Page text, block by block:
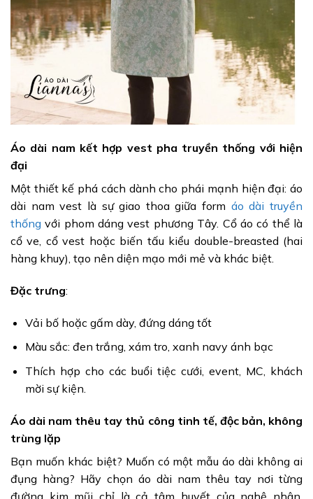
Áo dài nam kết hợp vest pha truyền thống với hiện
đại
Một thiết kế phá cách dành cho phái mạnh hiện đại: áo
dài nam vest là sự giao thoa giữa form áo dài truyền
thống với phom dáng vest phương Tây. Cổ áo có thể là
cổ ve, cổ vest hoặc biến tấu kiểu double-breasted (hai
hàng khuy), tạo nên diện mạo mới mẻ và khác biệt.
Đặc trưng:
Vải bố hoặc gấm dày, đứng dáng tốt
Màu sắc: đen trắng, xám tro, xanh navy ánh bạc
Thích hợp cho các buổi tiệc cưới, event, MC, khách
mời sự kiện.
Áo dài nam thêu tay thủ công tinh tế, độc bản, không
trùng lặp
Bạn muốn khác biệt? Muốn có một mẫu áo dài không ai
đụng hàng? Hãy chọn áo dài nam thêu tay nơi từng
đường kim mũi chỉ là cả tâm huyết của nghệ nhân.